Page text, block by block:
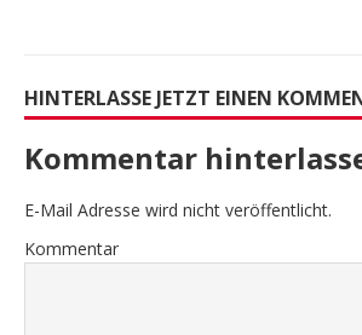
HINTERLASSE JETZT EINEN
Kommentar
E-Mail Adresse wird nicht veröffentlicht.
Kommentar